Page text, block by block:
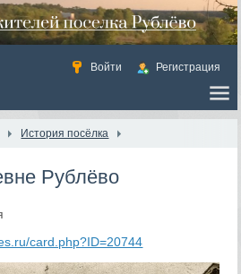
Войти Регистрация
История посёлка
Рублёво
card.php?ID=20744